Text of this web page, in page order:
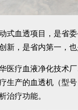
式血透项目，是省
新，是省内第一，
医疗血液净化技术
生产的血透机（型
治疗功能。